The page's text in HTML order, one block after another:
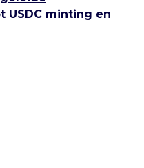
minting en